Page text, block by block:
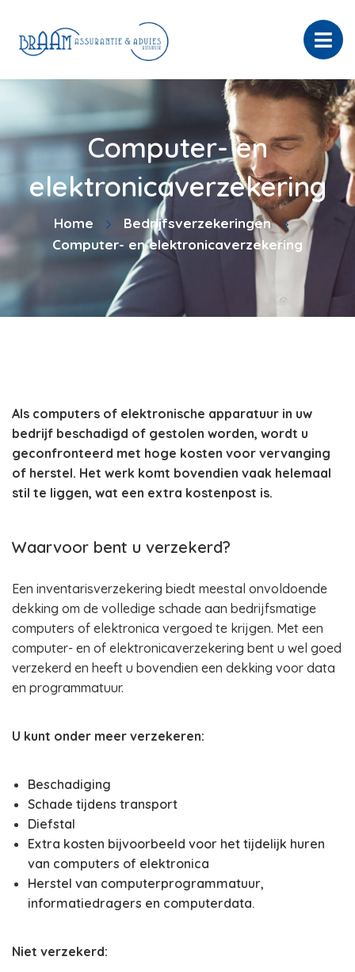
Computer- en
elektronicaverzekering
Home
Bedrijfsverzekeringen
Computer- en elektronicaverzekering
Als computers of elektronische apparatuur in uw
bedrijf beschadigd of gestolen worden, wordt u
geconfronteerd met hoge kosten voor vervanging
of herstel. Het werk komt bovendien vaak helemaal
stil te liggen, wat een extra kostenpost is.
Waarvoor bent u verzekerd?
Een inventarisverzekering biedt meestal onvoldoende
dekking om de volledige schade aan bedrijfsmatige
computers of elektronica vergoed te krijgen. Met een
computer- en of elektronicaverzekering bent u wel goed
verzekerd en heeft u bovendien een dekking voor data
en programmatuur.
U kunt onder meer verzekeren:
Beschadiging
Schade tijdens transport
Diefstal
Extra kosten bijvoorbeeld voor het tijdelijk huren
van computers of elektronica
Herstel van computerprogrammatuur,
informatiedragers en computerdata.
Niet verzekerd: